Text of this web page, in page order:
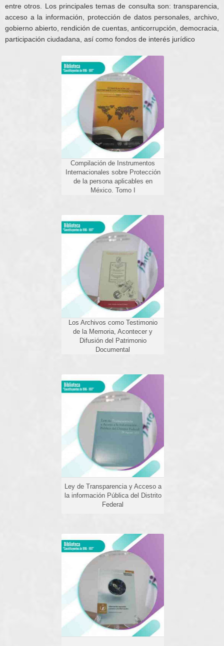
entre otros. Los principales temas de consulta son: transparencia,
acceso a la información, protección de datos personales, archivo,
gobierno abierto, rendición de cuentas, anticorrupción, democracia,
participación ciudadana, así como fondos de interés jurídico
Compilación de Instrumentos
Internacionales sobre Protección
de la persona aplicables en
México. Tomo I
Compilación de Instrumentos
Internacionales sobre
Protección de la persona
aplicables en México. Tomo I
Los Archivos como Testimonio
de la Memoria, Acontecer y
Difusión del Patrimonio
Documental
Los Archivos como Testimonio
de la Memoria, Acontecer y
Difusión del Patrimonio
Documental
Ley de Transparencia y Acceso a
la información Pública del Distrito
Federal
Ley de Transparencia y
Acceso a la información
Pública del Distrito Federal
Libertad de expresión y
acceso a la información.